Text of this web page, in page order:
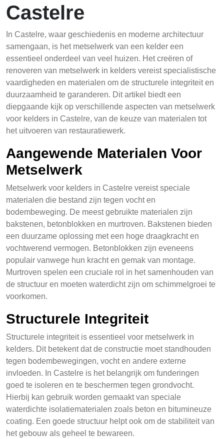
Castelre
In Castelre, waar geschiedenis en moderne architectuur
samengaan, is het metselwerk van een kelder een
essentieel onderdeel van veel huizen. Het creëren of
renoveren van metselwerk in kelders vereist specialistische
vaardigheden en materialen om de structurele integriteit en
duurzaamheid te garanderen. Dit artikel biedt een
diepgaande kijk op verschillende aspecten van metselwerk
voor kelders in Castelre, van de keuze van materialen tot
het uitvoeren van restauratiewerk.
Aangewende Materialen Voor
Metselwerk
Metselwerk voor kelders in Castelre vereist speciale
materialen die bestand zijn tegen vocht en
bodembeweging. De meest gebruikte materialen zijn
bakstenen, betonblokken en murtroven. Bakstenen bieden
een duurzame oplossing met een hoge draagkracht en
vochtwerend vermogen. Betonblokken zijn eveneens
populair vanwege hun kracht en gemak van montage.
Murtroven spelen een cruciale rol in het samenhouden van
de structuur en moeten waterdicht zijn om schimmelgroei te
voorkomen.
Structurele Integriteit
Structurele integriteit is essentieel voor metselwerk in
kelders. Dit betekent dat de constructie moet standhouden
tegen bodembewegingen, vocht en andere externe
invloeden. In Castelre is het belangrijk om funderingen
goed te isoleren en te beschermen tegen grondvocht.
Hierbij kan gebruik worden gemaakt van speciale
waterdichte isolatiematerialen zoals beton en bitumineuze
coating. Een goede structuur helpt ook om de stabiliteit van
het gebouw als geheel te bewareen.